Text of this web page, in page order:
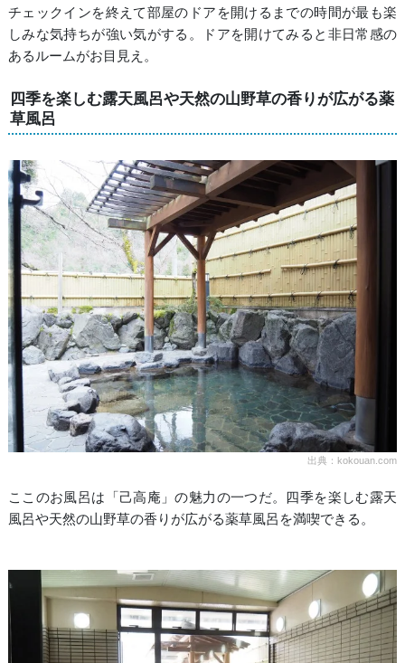
チェックインを終えて部屋のドアを開けるまでの時間が最も楽
しみな気持ちが強い気がする。ドアを開けてみると非日常感の
あるルームがお目見え。
四季を楽しむ露天風呂や天然の山野草の香りが広がる薬
草風呂
出典：kokouan.com
ここのお風呂は「己高庵」の魅力の一つだ。四季を楽しむ露天
風呂や天然の山野草の香りが広がる薬草風呂を満喫できる。